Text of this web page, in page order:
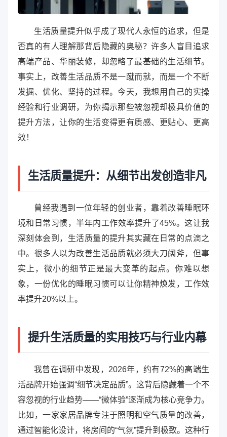
生活质量提升似乎成了现代人永恒的追求，但是
否真的有人理解那背后隐藏的奥秘？许多人盲目追求
高端产品、华丽装修，却忽略了最基础的生活细节。
事实上，改善生活品质不是一蹴而就，而是一个不断
发掘、优化、坚持的过程。今天，我想用自己的实操
经验和行业调研，为你揭示那些被忽视却极具价值的
提升方法，让你的生活变得更有质感、更贴心、更高
效！
生活质量提升：从细节出发创造非凡
曾经我遇到一位年轻的创业者，靠着改善睡眠环
境和日常习惯，半年内工作效率提升了45%。这让我
深刻体会到，生活质量的提升其实藏在日常的点滴之
中。很多人以为改善生活品质就必须大刀阔斧，但事
实上，微小的细节正是最大变革的起点。你难以想
象，一份优化的睡眠习惯可以让你精神焕发，工作效
率提升20%以上。
提升生活质量的实用技巧与行业内幕
我曾在调研中发现，2026年，约有72%的高端生
活品牌开始强调“细节决定品质”。这背后隐藏着一个不
容忽视的行业趋势——“微体验”逐渐成为核心竞争力。
比如，一家家居品牌专注于照明和空气质量的改善，
通过智能化设计，将房间的“气氛”提升到极致。这种行